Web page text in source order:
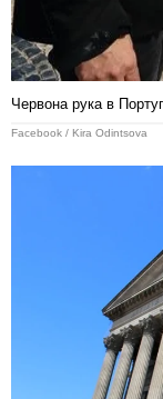
Червона рука в
Facebook / Kira Odintsova